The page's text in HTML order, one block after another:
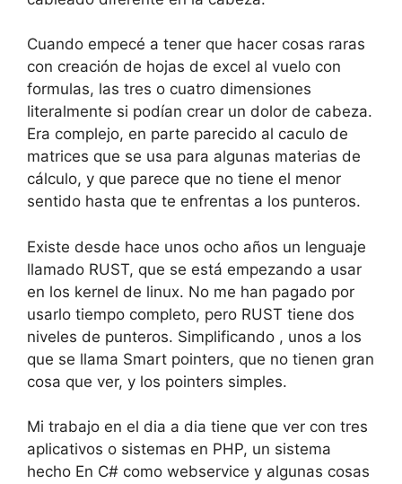
Cuando empecé a tener que hacer cosas raras
con creación de hojas de excel al vuelo con
formulas, las tres o cuatro dimensiones
literalmente si podían crear un dolor de cabeza.
Era complejo, en parte parecido al caculo de
matrices que se usa para algunas materias de
cálculo, y que parece que no tiene el menor
sentido hasta que te enfrentas a los punteros.
Existe desde hace unos ocho años un lenguaje
llamado RUST, que se está empezando a usar
en los kernel de linux. No me han pagado por
usarlo tiempo completo, pero RUST tiene dos
niveles de punteros. Simplificando , unos a los
que se llama Smart pointers, que no tienen gran
cosa que ver, y los pointers simples.
Mi trabajo en el dia a dia tiene que ver con tres
aplicativos o sistemas en PHP, un sistema
hecho En C# como webservice y algunas cosas